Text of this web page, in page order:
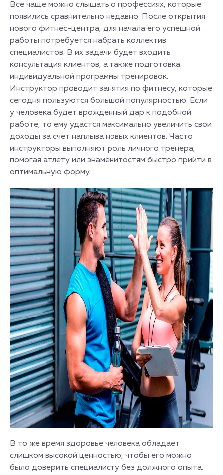
Все чаще можно слышать о профессиях, которые
появились сравнительно недавно. После открытия
нового фитнес-центра, для начала его успешной
работы потребуется набрать коллектив
специалистов. В их задачи будет входить
консультация клиентов, а также подготовка
индивидуальной программы тренировок.
Инструктор проводит занятия по фитнесу, которые
сегодня пользуются большой популярностью. Если
у человека будет врожденный дар к подобной
работе, то ему удастся максимально увеличить свои
доходы за счет наплыва новых клиентов. Часто
инструкторы выполняют роль личного тренера,
помогая атлету или знаменитостям быстро прийти в
оптимальную форму.
В то же время здоровье человека обладает
слишком высокой ценностью, чтобы его можно
было доверить специалисту без должного опыта.